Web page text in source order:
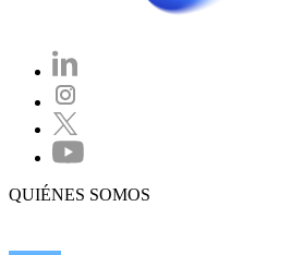
QUIÉNES SOMOS